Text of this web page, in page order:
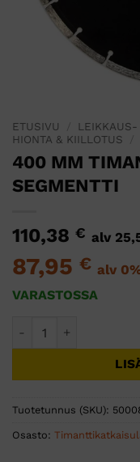
ETUSIVU
HIONTA & KIILLOTUS
400 MM
SEGMENTTI
110,38 € alv
87,95 € alv
VARASTOSSA
Tuotetunnus (SKU):
Osasto: